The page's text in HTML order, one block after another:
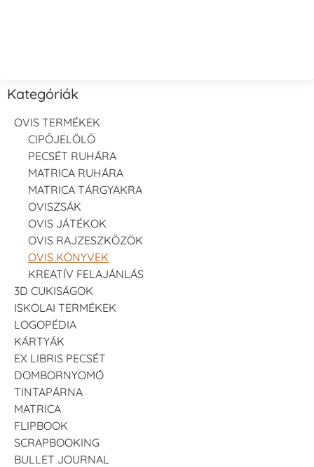
Kategóriák
OVIS TERMÉKEK
CIPŐJELÖLŐ
PECSÉT RUHÁRA
MATRICA RUHÁRA
MATRICA TÁRGYAKRA
OVISZSÁK
OVIS JÁTÉKOK
OVIS RAJZESZKÖZÖK
OVIS KÖNYVEK
KREATÍV FELAJÁNLÁS
3D CUKISÁGOK
ISKOLAI TERMÉKEK
LOGOPÉDIA
KÁRTYÁK
EX LIBRIS PECSÉT
DOMBORNYOMÓ
TINTAPÁRNA
MATRICA
FLIPBOOK
SCRAPBOOKING
BULLET JOURNAL